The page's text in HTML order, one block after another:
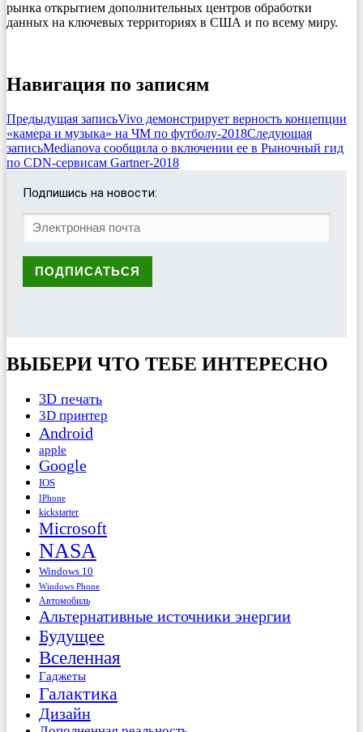
рынка открытием дополнительных центров обработки
данных на ключевых территориях в США и по всему миру.
Навигация по записям
Предыдущая записьVivo демонстрирует верность концепции
«камера и музыка» на ЧМ по футболу-2018Следующая
записьMedianova сообщила о включении ее в Рыночный гид
по CDN-сервисам Gartner-2018
Подпишись на новости:
ВЫБЕРИ ЧТО ТЕБЕ ИНТЕРЕСНО
3D печать
3D принтер
Android
apple
Google
IOS
IPhone
kickstarter
Microsoft
NASA
Windows 10
Windows Phone
Автомобиль
Альтернативные источники энергии
Будущее
Вселенная
Гаджеты
Галактика
Дизайн